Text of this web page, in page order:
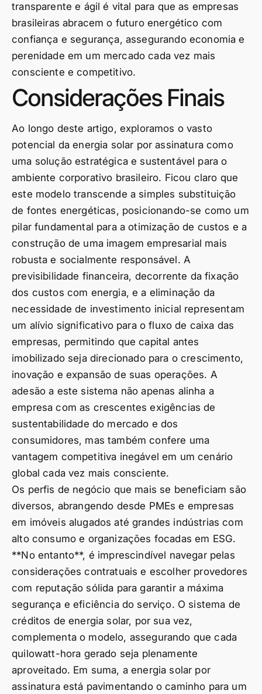
transparente e ágil é vital para que as empresas
brasileiras abracem o futuro energético com
confiança e segurança, assegurando economia e
perenidade em um mercado cada vez mais
consciente e competitivo.
Considerações Finais
Ao longo deste artigo, exploramos o vasto
potencial da energia solar por assinatura como
uma solução estratégica e sustentável para o
ambiente corporativo brasileiro. Ficou claro que
este modelo transcende a simples substituição
de fontes energéticas, posicionando-se como um
pilar fundamental para a otimização de custos e a
construção de uma imagem empresarial mais
robusta e socialmente responsável. A
previsibilidade financeira, decorrente da fixação
dos custos com energia, e a eliminação da
necessidade de investimento inicial representam
um alívio significativo para o fluxo de caixa das
empresas, permitindo que capital antes
imobilizado seja direcionado para o crescimento,
inovação e expansão de suas operações. A
adesão a este sistema não apenas alinha a
empresa com as crescentes exigências de
sustentabilidade do mercado e dos
consumidores, mas também confere uma
vantagem competitiva inegável em um cenário
global cada vez mais consciente.
Os perfis de negócio que mais se beneficiam são
diversos, abrangendo desde PMEs e empresas
em imóveis alugados até grandes indústrias com
alto consumo e organizações focadas em ESG.
**No entanto**, é imprescindível navegar pelas
considerações contratuais e escolher provedores
com reputação sólida para garantir a máxima
segurança e eficiência do serviço. O sistema de
créditos de energia solar, por sua vez,
complementa o modelo, assegurando que cada
quilowatt-hora gerado seja plenamente
aproveitado. Em suma, a energia solar por
assinatura está pavimentando o caminho para um